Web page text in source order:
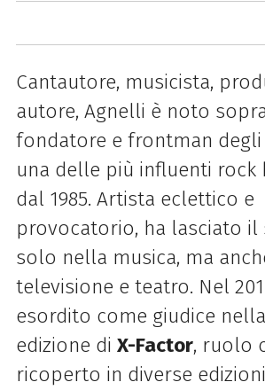
Cantautore, musicista,
autore, Agnelli è noto
fondatore e frontman
una delle più influenti rock
dal 1985. Artista eclettico e
provocatorio, ha lasciato il
solo nella musica, ma
televisione e teatro. Nel
esordito come giudice
edizione di X-Factor, ruolo
ricoperto in diverse